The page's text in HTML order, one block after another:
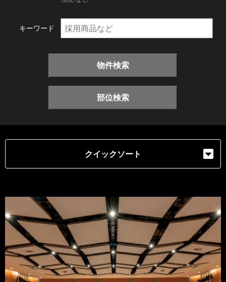
キーワード
物件検索
部位検索
クイックソート